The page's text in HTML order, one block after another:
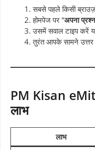
सबसे पहले किसी
होमपेज पर “अपना
उसमें सवाल टाइप करें
तुरंत आपके सामने उत्तर
PM Kisan
लाभ
लाभ